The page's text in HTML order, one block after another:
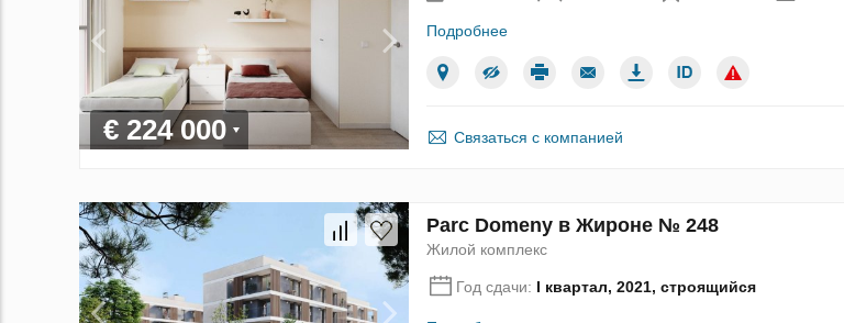
€ 224 000
Подробнее
Связаться с компанией
Parc Domeny в Жироне № 248
Жилой комплекс
Год сдачи: I квартал, 2021, строящийся